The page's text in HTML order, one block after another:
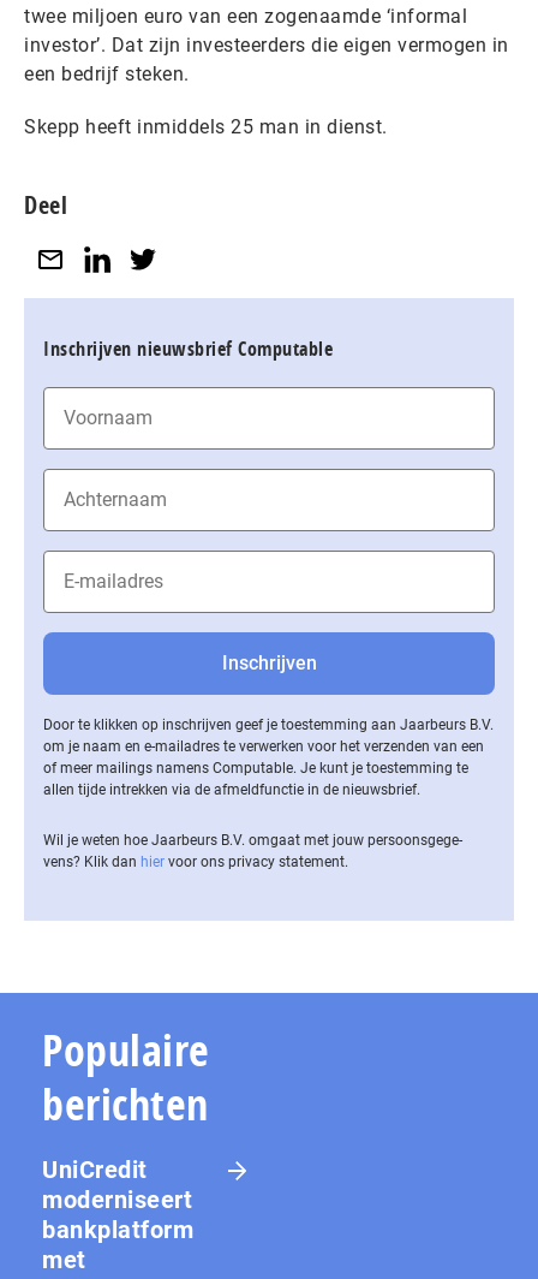
twee miljoen euro van een zogenaamde ‘informal
investor’. Dat zijn investeerders die eigen vermogen in
een bedrijf steken.
Skepp heeft inmiddels 25 man in dienst.
Deel
Inschrijven nieuwsbrief Computable
Door te klikken op inschrijven geef je toestemming aan Jaarbeurs B.V.
om je naam en e-mailadres te verwerken voor het verzenden van een
of meer mailings namens Computable. Je kunt je toestemming te
allen tijde intrekken via de af­meld­func­tie in de nieuwsbrief.
Wil je weten hoe Jaarbeurs B.V. omgaat met jouw per­soons­ge­ge­
vens? Klik dan hier voor ons privacy statement.
Populaire
berichten
UniCredit
moderniseert
bankplatform
met